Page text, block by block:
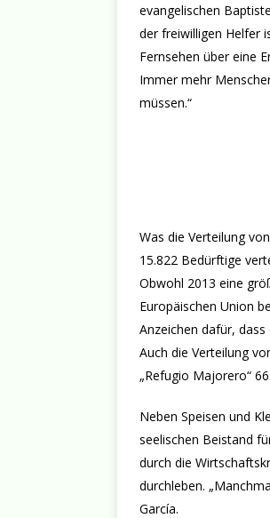
evangelischen
der freiwilligen Helfer
Fernsehen über eine
Immer mehr
müssen.“
Was die Verteilung
15.822 Bedürftige
Obwohl 2013 eine
Europäischen Union
Anzeichen dafür,
Auch die Verteilung
„Refugio Majorero“
Neben Speisen und
seelischen Beistand
durch die
durchleben.
García.